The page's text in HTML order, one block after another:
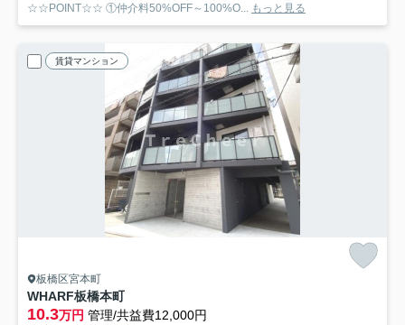
☆☆POINT☆☆ ①仲介料50%OFF～100%O... もっと見る
賃貸マンション
板橋区宮本町
WHARF板橋本町
10.3万円 管理/共益費12,000円